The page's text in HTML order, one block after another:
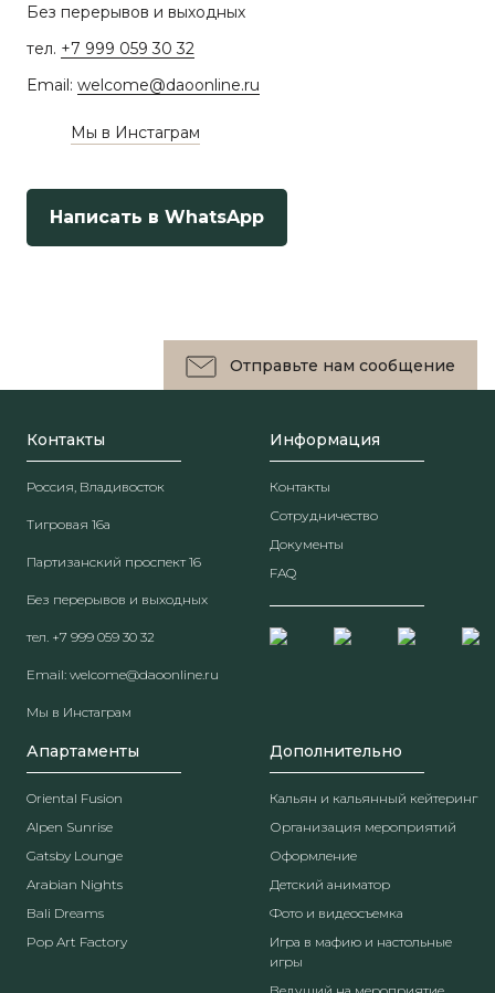
Без перерывов и выходных
тел. +7 999 059 30 32
Email: welcome@daoonline.ru
Мы в Инстаграм
Написать в WhatsApp
Контакты
Россия, Владивосток
Тигровая 16а
Партизанский проспект 16
Без перерывов и выходных
тел. +7 999 059 30 32
Email: welcome@daoonline.ru
Мы в Инстаграм
Информация
Контакты
Сотрудничество
Документы
FAQ
Апартаменты
Oriental Fusion
Alpen Sunrise
Gatsby Lounge
Arabian Nights
Bali Dreams
Pop Art Factory
Дополнительно
Кальян и кальянный кейтеринг
Организация мероприятий
Оформление
Детский аниматор
Фото и видеосъемка
Игра в мафию и настольные
игры
Отправьте нам сообщение